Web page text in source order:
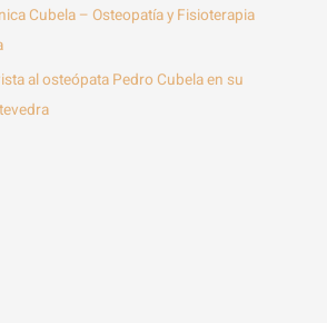
Cubela – Osteopatía y Fisioterapia
al osteópata Pedro Cubela en su